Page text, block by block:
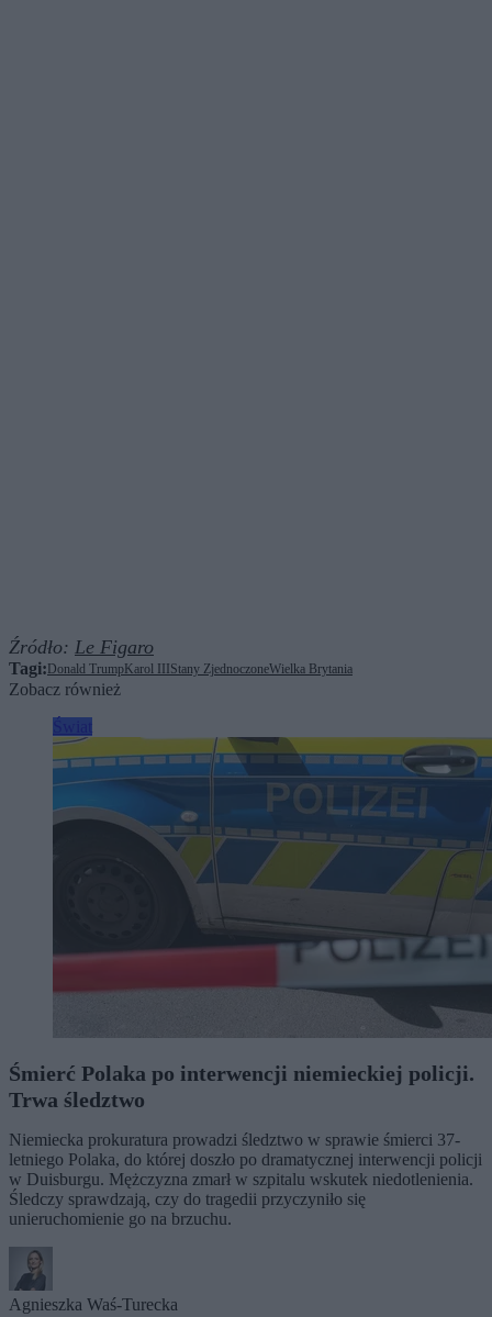
Źródło: Le Figaro
Tagi: Donald Trump Karol III Stany ZjednoczoneWielka Brytania
Zobacz również
Śmierć Polaka po interwencji niemieckiej policji.
Trwa śledztwo
Niemiecka prokuratura prowadzi śledztwo w sprawie śmierci 37-
letniego Polaka, do której doszło po dramatycznej interwencji policji
w Duisburgu. Mężczyzna zmarł w szpitalu wskutek niedotlenienia.
Śledczy sprawdzają, czy do tragedii przyczyniło się
unieruchomienie go na brzuchu.
Agnieszka Waś-Turecka